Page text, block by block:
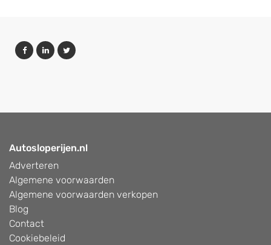
Autosloperijen.nl
Adverteren
Algemene voorwaarden
Algemene voorwaarden verkopen
Blog
Contact
Cookiebeleid